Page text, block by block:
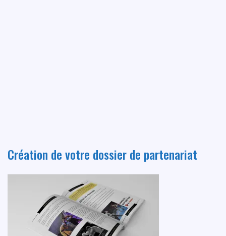
Création de votre dossier de partenariat